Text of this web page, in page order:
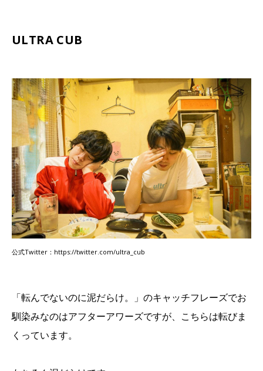
ULTRA CUB
公式Twitter：https://twitter.com/ultra_cub
「転んでないのに泥だらけ。」のキャッチフレーズでお
馴染みなのはアフターアワーズですが、こちらは転びま
くっています。